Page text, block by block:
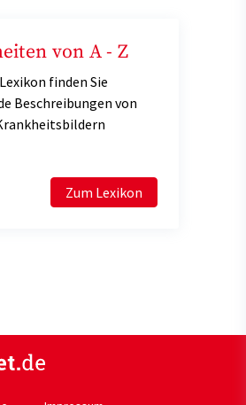
von A - Z
finden Sie
Beschreibungen von
Zum Lexikon